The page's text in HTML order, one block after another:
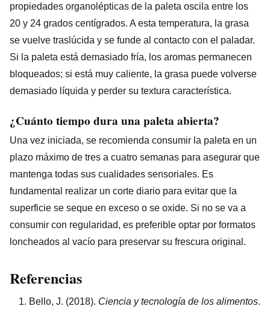
propiedades organolépticas de la paleta oscila entre los
20 y 24 grados centígrados. A esta temperatura, la grasa
se vuelve traslúcida y se funde al contacto con el paladar.
Si la paleta está demasiado fría, los aromas permanecen
bloqueados; si está muy caliente, la grasa puede volverse
demasiado líquida y perder su textura característica.
¿Cuánto tiempo dura una paleta abierta?
Una vez iniciada, se recomienda consumir la paleta en un
plazo máximo de tres a cuatro semanas para asegurar que
mantenga todas sus cualidades sensoriales. Es
fundamental realizar un corte diario para evitar que la
superficie se seque en exceso o se oxide. Si no se va a
consumir con regularidad, es preferible optar por formatos
loncheados al vacío para preservar su frescura original.
Referencias
Bello, J. (2018). Ciencia y tecnología de los alimentos.